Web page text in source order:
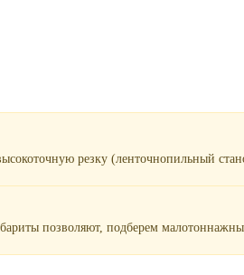
резку (ленточнопильный
позволяют, подберем